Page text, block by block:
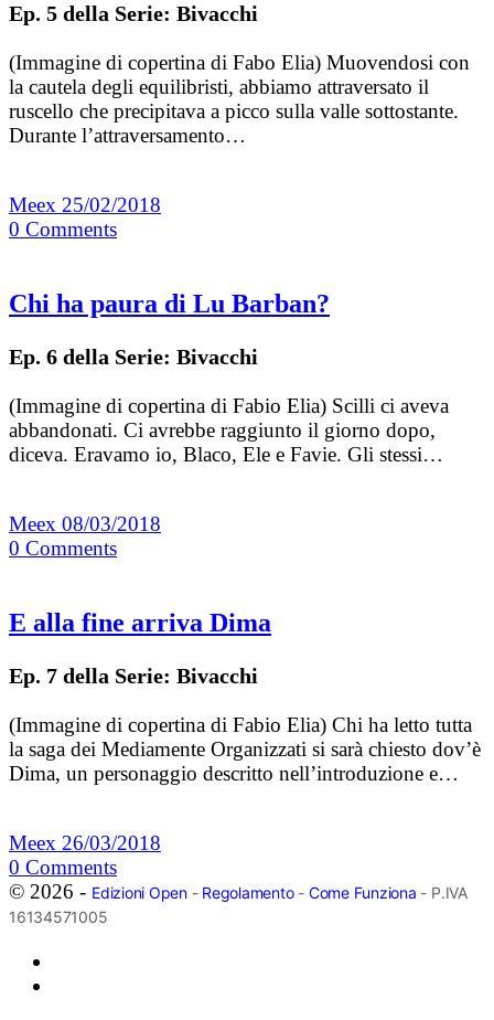
Ep. 5 della Serie: Bivacchi
(Immagine di copertina di Fabo Elia) Muovendosi con
la cautela degli equilibristi, abbiamo attraversato il
ruscello che precipitava a picco sulla valle sottostante.
Durante l’attraversamento…
Meex 25/02/2018
0 Comments
Chi ha paura di Lu Barban?
Ep. 6 della Serie: Bivacchi
(Immagine di copertina di Fabio Elia) Scilli ci aveva
abbandonati. Ci avrebbe raggiunto il giorno dopo,
diceva. Eravamo io, Blaco, Ele e Favie. Gli stessi…
Meex 08/03/2018
0 Comments
E alla fine arriva Dima
Ep. 7 della Serie: Bivacchi
(Immagine di copertina di Fabio Elia) Chi ha letto tutta
la saga dei Mediamente Organizzati si sarà chiesto dov’è
Dima, un personaggio descritto nell’introduzione e…
Meex 26/03/2018
0 Comments
© 2026 - Edizioni Open- Regolamento- Come Funziona - P.IVA
16134571005